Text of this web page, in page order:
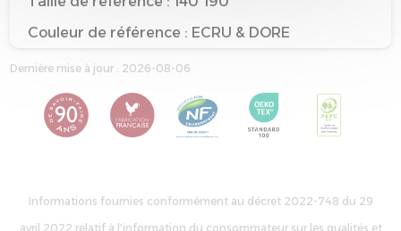
Couleur de référence : ECRU & DORE
Dernière mise à jour : 2026-08-06
Informations fournies conformément au décret 2022-748 du 29
avril 2022 relatif à l'information du consommateur sur les qualités et